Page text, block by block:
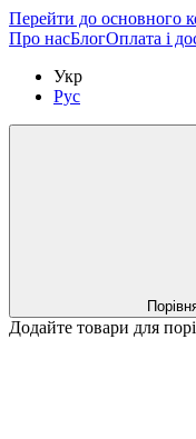
Перейти до основного
Про насБлогОплата і
Укр
Рус
Додайте товари для